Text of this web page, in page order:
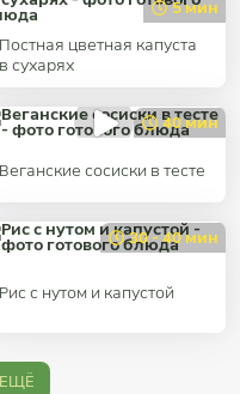
5 мин
Постная цветная капуста
в сухарях
40 мин
Веганские сосиски в тесте
30 - 40 мин
Рис с нутом и капустой